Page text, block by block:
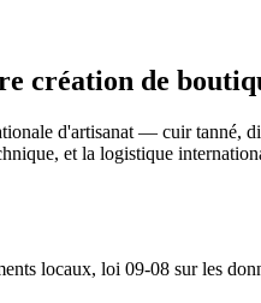
création de
d'artisanat — cuir tanné,
et la logistique
locaux, loi 09-08 sur les